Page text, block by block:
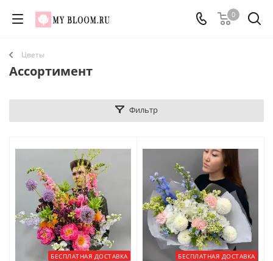
0
Цветы
Ассортимент
Фильтр
БЕСПЛАТНАЯ ДОСТАВКА БЕСПЛАТНАЯ ДОСТАВКА